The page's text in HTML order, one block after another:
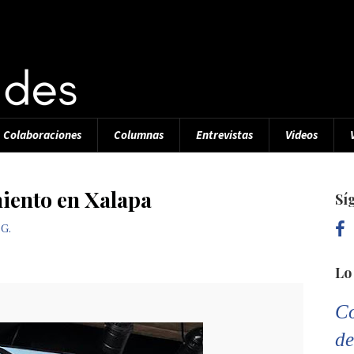
Colaboraciones Columnas Entrevistas Videos
en Xalapa